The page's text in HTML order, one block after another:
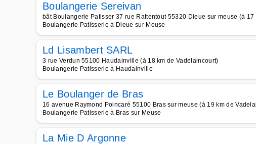
Boulangerie Sereivan
bât Boulangerie Patisser 37 rue Rattentout 55320 Dieue sur meuse (à
Boulangerie Patisserie à Dieue sur Meuse
Ld Lisambert SARL
3 rue Verdun 55100 Haudainville (à 18 km de Vadelaincourt)
Boulangerie Patisserie à Haudainville
Le Boulanger de Bras
16 avenue Raymond Poincaré 55100 Bras sur meuse (à 19 km de
Boulangerie Patisserie à Bras sur Meuse
La Mie D Argonne